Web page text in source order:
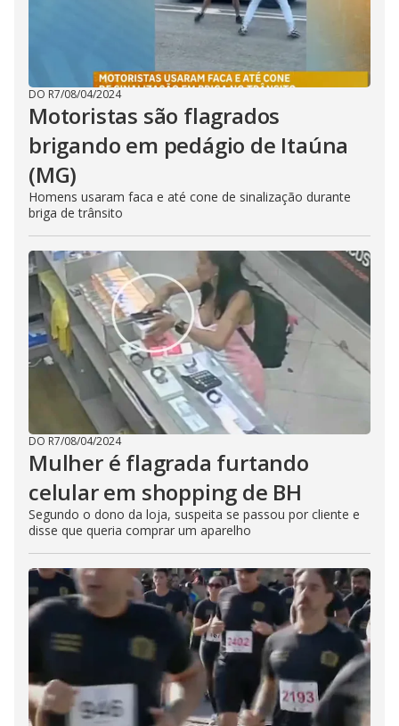
DO R7/08/04/2024
Motoristas são flagrados
brigando em pedágio de Itaúna
(MG)
Homens usaram faca e até cone de sinalização durante
briga de trânsito
DO R7/08/04/2024
Mulher é flagrada furtando
celular em shopping de BH
Segundo o dono da loja, suspeita se passou por cliente e
disse que queria comprar um aparelho